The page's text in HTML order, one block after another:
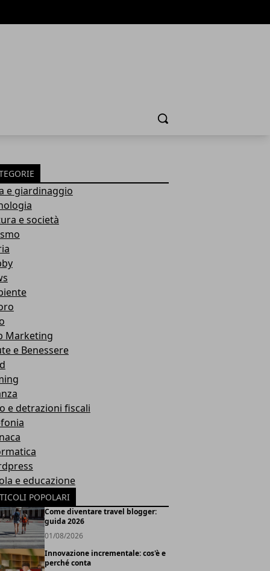
Cerca
e giardinaggio
e società
Marketing
e Benessere
e detrazioni fiscali
e educazione
POPOLARI
Come diventare travel blogger:
guida 2026
01/08/2026
Innovazione incrementale: cos'è e
perché conta